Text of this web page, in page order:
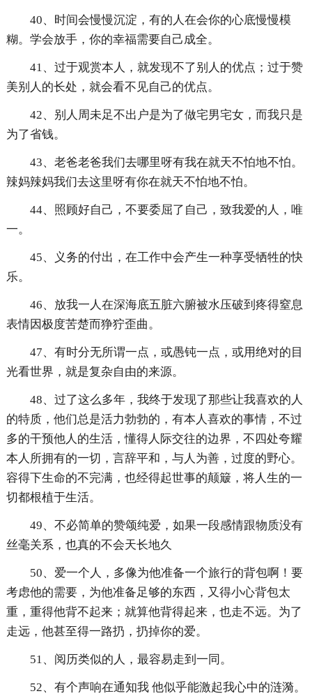
40、时间会慢慢沉淀，有的人在会你的心底慢慢模
糊。学会放手，你的幸福需要自己成全。
41、过于观赏本人，就发现不了别人的优点；过于赞
美别人的长处，就会看不见自己的优点。
42、别人周未足不出户是为了做宅男宅女，而我只是
为了省钱。
43、老爸老爸我们去哪里呀有我在就天不怕地不怕。
辣妈辣妈我们去这里呀有你在就天不怕地不怕。
44、照顾好自己，不要委屈了自己，致我爱的人，唯
一。
45、义务的付出，在工作中会产生一种享受牺牲的快
乐。
46、放我一人在深海底五脏六腑被水压破到疼得窒息
表情因极度苦楚而狰狞歪曲。
47、有时分无所谓一点，或愚钝一点，或用绝对的目
光看世界，就是复杂自由的来源。
48、过了这么多年，我终于发现了那些让我喜欢的人
的特质，他们总是活力勃勃的，有本人喜欢的事情，不过
多的干预他人的生活，懂得人际交往的边界，不四处夸耀
本人所拥有的一切，言辞平和，与人为善，过度的野心。
容得下生命的不完满，也经得起世事的颠簸，将人生的一
切都根植于生活。
49、不必简单的赞颂纯爱，如果一段感情跟物质没有
丝毫关系，也真的不会天长地久
50、爱一个人，多像为他准备一个旅行的背包啊！要
考虑他的需要，为他准备足够的东西，又得小心背包太
重，重得他背不起来；就算他背得起来，也走不远。为了
走远，他甚至得一路扔，扔掉你的爱。
51、阅历类似的人，最容易走到一同。
52、有个声响在通知我 他似乎能激起我心中的涟漪。